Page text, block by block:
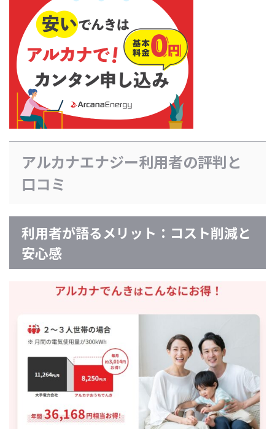
アルカナエナジー利用者の評判と
口コミ
利用者が語るメリット：コスト削減と
安心感